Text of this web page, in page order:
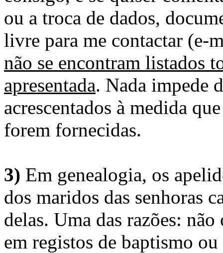
ou a troca de dados,
livre para me contactar (e-
não se encontram listados
apresentada. Nada impede
acrescentados à medida
forem fornecidas.
3) Em genealogia, os
dos maridos das senhoras
delas. Uma das razões:
em registos de baptismo